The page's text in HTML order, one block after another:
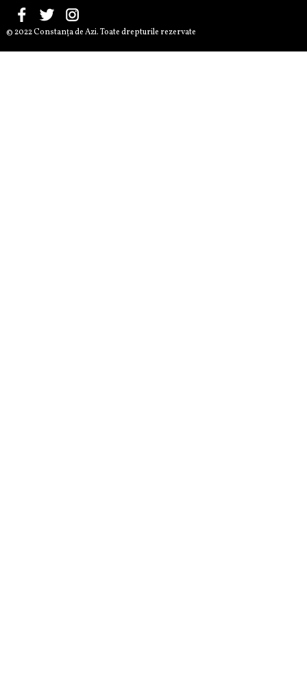
© 2022 Constanţa de Azi. Toate drepturile rezervate